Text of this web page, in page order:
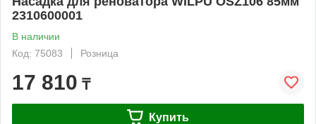
2310600001
В наличии
Код: 75083
Розница
17 810 ₸
Купить